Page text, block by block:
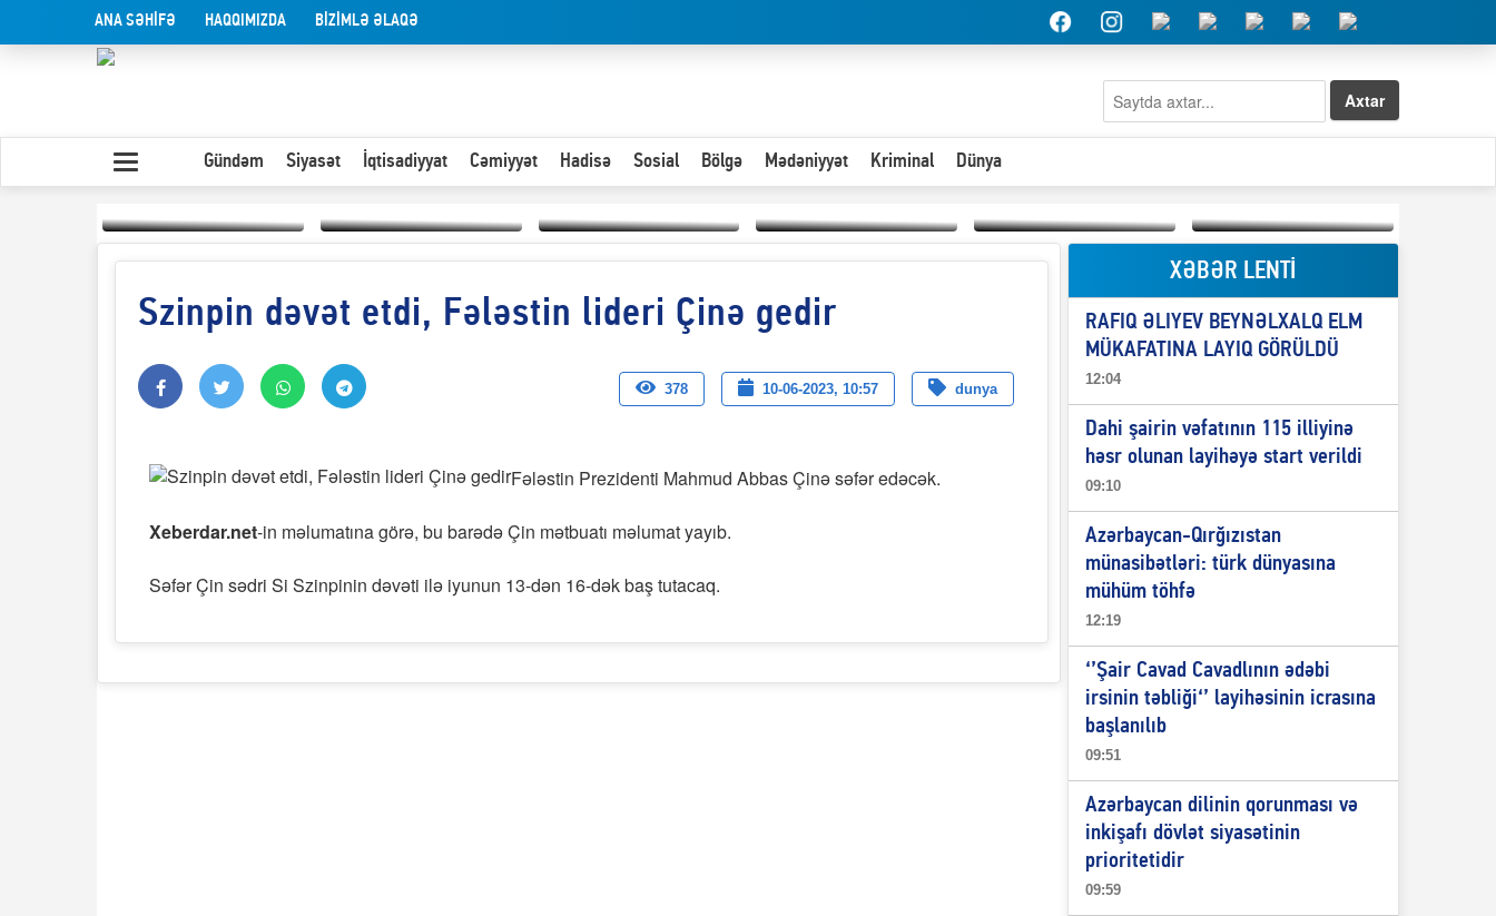
ANA SƏHİFƏ HAQQIMIZDA BİZİMLƏ ƏLAQƏ
Axtar
Gündəm Siyasət İqtisadiyyat Cəmiyyət Hadisə Sosial Bölgə Mədəniyyət Kriminal Dünya
Yaxın Şərqdəki
müharibənin qısa Olduğu kimi görünən
Paytaxta giriş vizası —
"Xoş gəldin, cibində
Hər an ən çətin savaşa
hazır olmalıyıq-
ZƏLİMXAN
“Qeyri-səlis məntiq və
dil-nitq” elmimizə
Elşad Abdullayevin
erməniləri
maliyyələşdirən oğlu
niyə Azərbaycana
ekstradisiya olunmur?
Szinpin dəvət etdi, Fələstin lideri Çinə gedir
378 10-06-2023, 10:57 dunya
Fələstin Prezidenti Mahmud Abbas Çinə səfər edəcək.
Xeberdar.net-in məlumatına görə, bu barədə Çin mətbuatı məlumat yayıb.
Səfər Çin sədri Si Szinpinin dəvəti ilə iyunun 13-dən 16-dək baş tutacaq.
XƏBƏR LENTİ
RAFIQ ƏLIYEV BEYNƏLXALQ ELM
MÜKAFATINA LAYIQ GÖRÜLDÜ
12:04
Dahi şairin vəfatının 115 illiyinə
həsr olunan layihəyə start verildi
09:10
Azərbaycan-Qırğızıstan
münasibətləri: türk dünyasına
mühüm töhfə
12:19
‘’Şair Cavad Cavadlının ədəbi
irsinin təbliği‘’ layihəsinin icrasına
başlanılıb
09:51
Azərbaycan dilinin qorunması və
inkişafı dövlət siyasətinin
prioritetidir
09:59